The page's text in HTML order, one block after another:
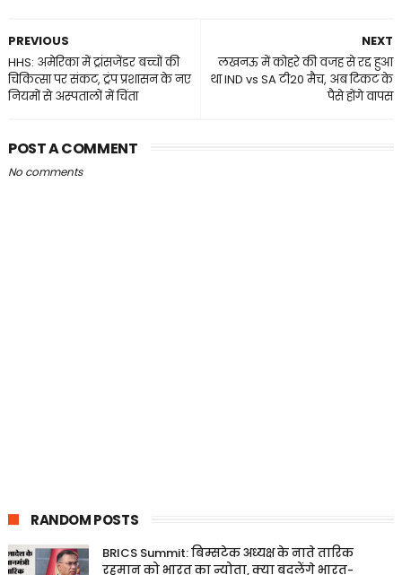
NEXT
लखनऊ में कोहरे की वजह से रद्द हुआ
था IND vs SA टी20 मैच, अब टिकट के
पैसे होंगे वापस
PREVIOUS
HHS: अमेरिका में ट्रांसजेंडर बच्चों की
चिकित्सा पर संकट, ट्रंप प्रशासन के नए
नियमों से अस्पतालों में चिंता
POST A COMMENT
No comments
RANDOM POSTS
BRICS Summit: बिम्सटेक अध्यक्ष के नाते तारिक
रहमान को भारत का न्योता, क्या बदलेंगे भारत-